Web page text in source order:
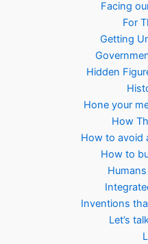
Facing
For
Getting
Hidden
Hone your
How
How to avoid
How to
Inventions
Let’s